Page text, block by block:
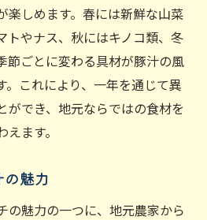
楽しめます。春には新鮮な山菜
トやナス、秋にはキノコ類、冬
節ごとに変わる具材が豚汁の風
。これにより、一年を通じて異
ができ、地元ならではの食材を
ます。
魅力
の魅力の一つに、地元農家から